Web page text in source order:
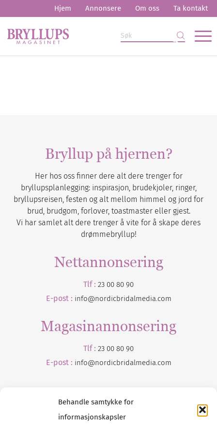
Behandle samtykke for
informasjonskapsler
Hjem Annonsere Om oss Ta kontakt
Bryllup på hjernen?
Her hos oss finner dere alt dere trenger for
bryllupsplanlegging: inspirasjon, brudekjoler, ringer,
bryllupsreisen, festen og alt mellom himmel og jord for
brud, brudgom, forlover, toastmaster eller gjest.
Vi har samlet alt dere trenger å vite for å skape deres
drømmebryllup!
Nettannonsering
Tlf : 23 00 80 90
E-post : info@nordicbridalmedia.com
Magasinannonsering
Tlf : 23 00 80 90
E-post : info@nordicbridalmedia.com